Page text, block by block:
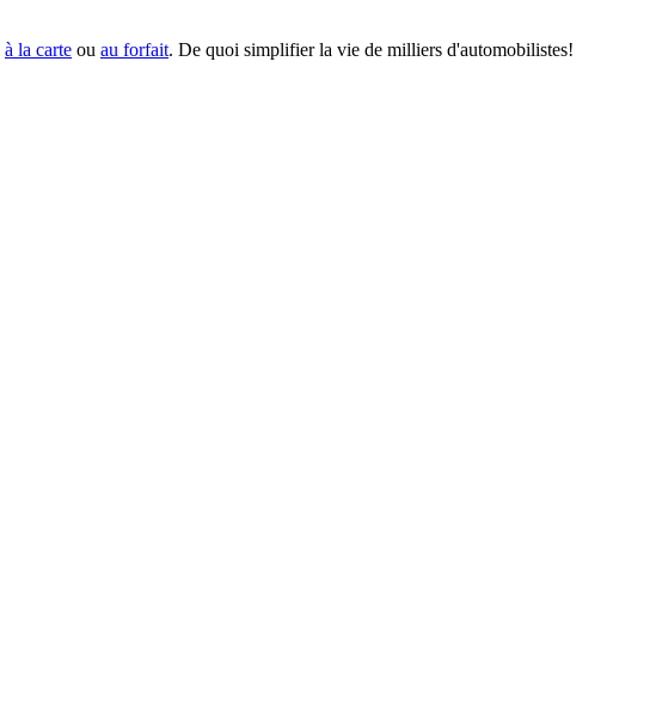
à la carte ou au forfait. De quoi simplifier la vie de milliers d'automobilistes!